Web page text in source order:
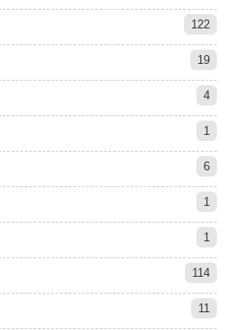
122
19
4
1
6
1
1
114
11